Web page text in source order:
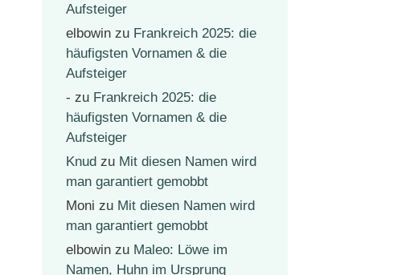
Aufsteiger
elbowin zu Frankreich 2025: die
häufigsten Vornamen & die
Aufsteiger
- zu Frankreich 2025: die
häufigsten Vornamen & die
Aufsteiger
Knud zu Mit diesen Namen wird
man garantiert gemobbt
Moni zu Mit diesen Namen wird
man garantiert gemobbt
elbowin zu Maleo: Löwe im
Namen, Huhn im Ursprung